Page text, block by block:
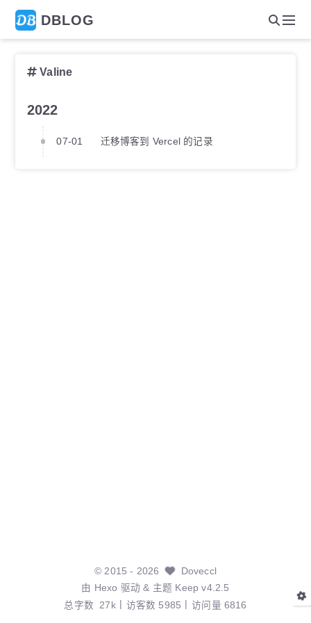
DBLOG
Valine
2022
07-01 迁移博客到 Vercel 的记录
© 2015 - 2026
Doveccl
由 Hexo 驱动 & 主题 Keep v4.2.5
总字数
27k 访客数 5985 访问量 6816